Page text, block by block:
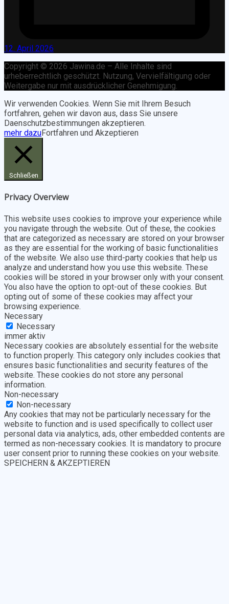
12. April 2026
Copyright © 2026 Jawina.de – Alle Inhalte sind
urheberrechtlich geschützt. Nutzung, Vervielfältigung oder
Weitergabe nur mit ausdrücklicher Genehmigung.
Wir verwenden Cookies. Wenn Sie mit Ihrem Besuch
fortfahren, gehen wir davon aus, dass Sie unsere
Daenschutzbestimmungen akzeptieren.
mehr dazuFortfahren und Akzeptieren
Schließen
Privacy Overview
This website uses cookies to improve your experience while
you navigate through the website. Out of these, the cookies
that are categorized as necessary are stored on your browser
as they are essential for the working of basic functionalities
of the website. We also use third-party cookies that help us
analyze and understand how you use this website. These
cookies will be stored in your browser only with your consent.
You also have the option to opt-out of these cookies. But
opting out of some of these cookies may affect your
browsing experience.
Necessary
Necessary
immer aktiv
Necessary cookies are absolutely essential for the website
to function properly. This category only includes cookies that
ensures basic functionalities and security features of the
website. These cookies do not store any personal
information.
Non-necessary
Non-necessary
Any cookies that may not be particularly necessary for the
website to function and is used specifically to collect user
personal data via analytics, ads, other embedded contents are
termed as non-necessary cookies. It is mandatory to procure
user consent prior to running these cookies on your website.
SPEICHERN & AKZEPTIEREN